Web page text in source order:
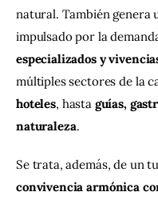
natural. También genera
impulsado por la
especializados y
múltiples sectores de la
hoteles, hasta guías,
naturaleza.
Se trata, además, de un
convivencia armónica